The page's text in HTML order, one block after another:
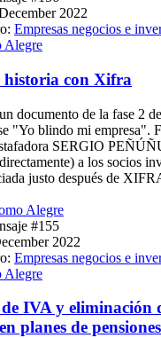
2022
Empresas negocios e
con Xifra
documento de la fase 2
"Yo blindo mi empresa".
SERGIO
a los socios
justo después de
Alegre
#155
2022
Empresas negocios e
IVA y eliminación
planes de pensiones